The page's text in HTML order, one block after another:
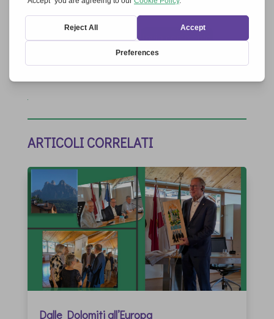
Invia commento
ARTICOLI CORRELATI
Dalle Dolomiti all’Europa